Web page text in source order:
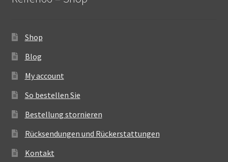
Shop
Blog
My account
So bestellen Sie
Bestellung stornieren
Rücksendungen und Rückerstattungen
Kontakt